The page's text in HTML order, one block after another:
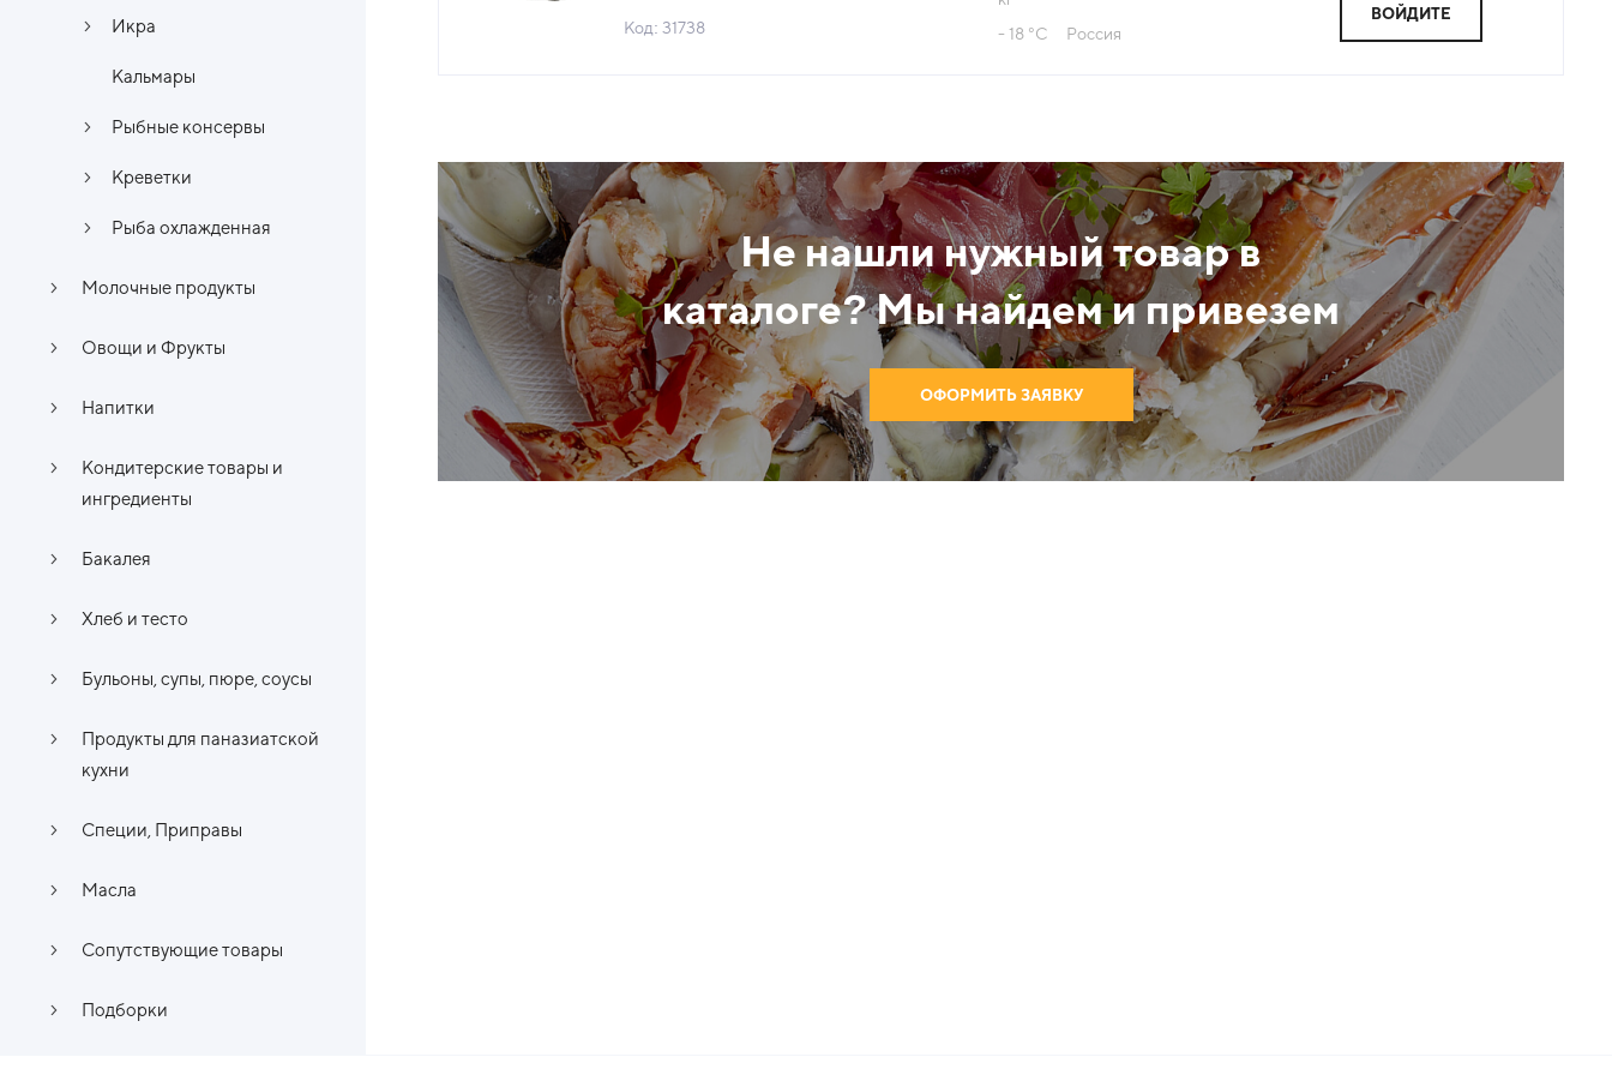
Код: 31738
- 18 °С
Россия
ВОЙДИТЕ
Не нашли нужный товар в
каталоге? Мы найдем и привезем
ОФОРМИТЬ ЗАЯВКУ
Икра
Кальмары
Рыбные консервы
Креветки
Рыба охлажденная
Молочные продукты
Овощи и Фрукты
Напитки
Кондитерские товары и
ингредиенты
Бакалея
Хлеб и тесто
Бульоны, супы, пюре, соусы
Продукты для паназиатской
кухни
Специи, Приправы
Масла
Сопутствующие товары
Подборки